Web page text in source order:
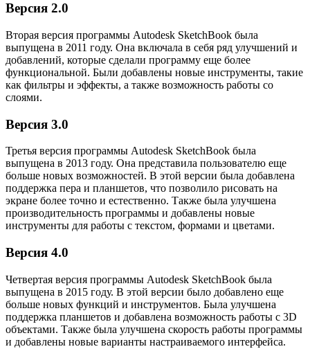
Версия 2.0
Вторая версия программы Autodesk SketchBook была
выпущена в 2011 году. Она включала в себя ряд улучшений и
добавлений, которые сделали программу еще более
функциональной. Были добавлены новые инструменты, такие
как фильтры и эффекты, а также возможность работы со
слоями.
Версия 3.0
Третья версия программы Autodesk SketchBook была
выпущена в 2013 году. Она представила пользователю еще
больше новых возможностей. В этой версии была добавлена
поддержка пера и планшетов, что позволило рисовать на
экране более точно и естественно. Также была улучшена
производительность программы и добавлены новые
инструменты для работы с текстом, формами и цветами.
Версия 4.0
Четвертая версия программы Autodesk SketchBook была
выпущена в 2015 году. В этой версии было добавлено еще
больше новых функций и инструментов. Была улучшена
поддержка планшетов и добавлена возможность работы с 3D
объектами. Также была улучшена скорость работы программы
и добавлены новые варианты настраиваемого интерфейса.